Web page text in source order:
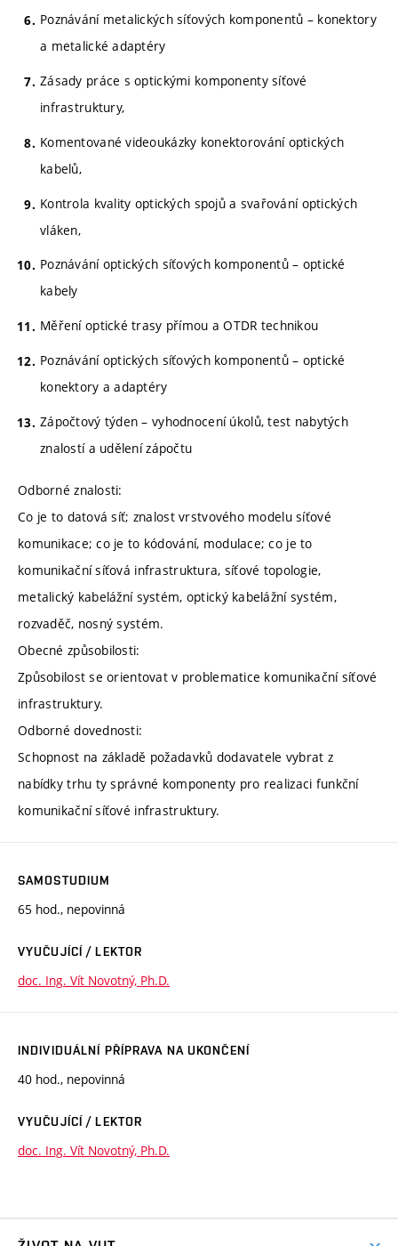
Poznávání metalických síťových komponentů – konektory
a metalické adaptéry
Zásady práce s optickými komponenty síťové
infrastruktury,
Komentované videoukázky konektorování optických
kabelů,
Kontrola kvality optických spojů a svařování optických
vláken,
Poznávání optických síťových komponentů – optické
kabely
Měření optické trasy přímou a OTDR technikou
Poznávání optických síťových komponentů – optické
konektory a adaptéry
Zápočtový týden – vyhodnocení úkolů, test nabytých
znalostí a udělení zápočtu
Odborné znalosti:
Co je to datová síť; znalost vrstvového modelu síťové
komunikace; co je to kódování, modulace; co je to
komunikační síťová infrastruktura, síťové topologie,
metalický kabelážní systém, optický kabelážní systém,
rozvaděč, nosný systém.
Obecné způsobilosti:
Způsobilost se orientovat v problematice komunikační síťové
infrastruktury.
Odborné dovednosti:
Schopnost na základě požadavků dodavatele vybrat z
nabídky trhu ty správné komponenty pro realizaci funkční
komunikační síťové infrastruktury.
SAMOSTUDIUM
65 hod., nepovinná
VYUČUJÍCÍ / LEKTOR
doc. Ing. Vít Novotný, Ph.D.
INDIVIDUÁLNÍ PŘÍPRAVA NA UKONČENÍ
40 hod., nepovinná
VYUČUJÍCÍ / LEKTOR
doc. Ing. Vít Novotný, Ph.D.